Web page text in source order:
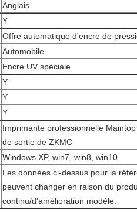
Anglais
Y
Offre automatique d'encre de
Automobile
Encre UV spéciale
Y
Y
Y
Imprimante professionnelle
de sortie de ZKMC
Windows XP, win7, win8, win10
Les données ci-dessus pour la
peuvent changer en raison du
continu/d'amélioration modèle.